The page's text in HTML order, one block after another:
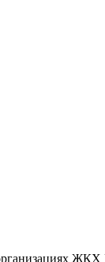
ЖКХ